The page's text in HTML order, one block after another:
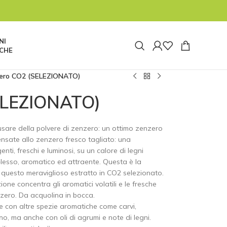
pausa e riapriremo alle ore 8:00 di lunedì
non saremo reperibili. Le spedizioni
di oggi 04/08 prima della pausa estiva.
CO2 (SELEZIONATO)
della polvere di zenzero: un ottimo zenzero
allo zenzero fresco tagliato: una
freschi e luminosi, su un calore di legni
aromatico ed attraente. Questa è la
meraviglioso estratto in CO2 selezionato.
concentra gli aromatici volatili e le fresche
Da acquolina in bocca.
con altre spezie aromatiche come carvi,
ma anche con oli di agrumi e note di legni.